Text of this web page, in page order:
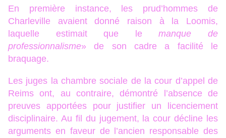
En première instance, les prud’hommes de
Charleville avaient donné raison à la Loomis,
laquelle estimait que lemanque de
professionnalisme»
de son cadre a facilité le
braquage.
Les juges la chambre sociale de la cour d’appel de
Reims ont, au contraire, démontré l’absence de
preuves apportées pour justifier un licenciement
disciplinaire. Au fil du jugement, la cour décline les
arguments en faveur de l’ancien responsable des